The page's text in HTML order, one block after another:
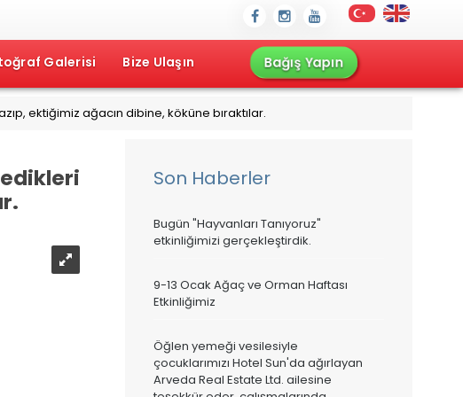
Galerisi Bize Ulaşın Bağış Yapın
ektiğimiz ağacın dibine, köküne bıraktılar.
Son Haberler
Bugün "Hayvanları Tanıyoruz"
etkinliğimizi gerçekleştirdik.
9-13 Ocak Ağaç ve Orman Haftası
Etkinliğimiz
Öğlen yemeği vesilesiyle
çocuklarımızı Hotel Sun'da ağırlayan
Arveda Real Estate Ltd. ailesine